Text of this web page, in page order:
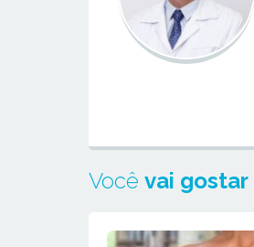
Você vai gostar